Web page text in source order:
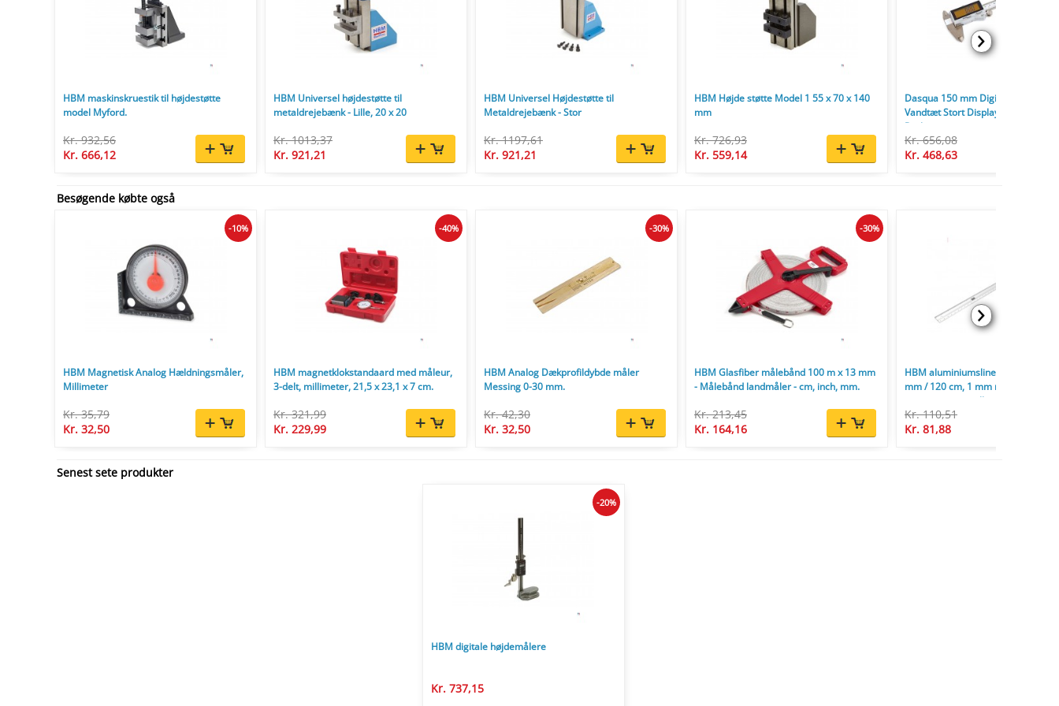
HBM maskinskruestik til højdestøtte
model Myford.
Kr. 932,56
Kr. 666,12
HBM Universel højdestøtte til
metaldrejebænk - Lille, 20 x 20
Kr. 1013,37
Kr. 921,21
HBM Universel Højdestøtte til
Metaldrejebænk - Stor
Kr. 1197,61
Kr. 921,21
HBM Højde støtte Model 1 55 x 70 x 140
mm
Kr. 726,93
Kr. 559,14
Dasqua 150 mm Digital skydelære
Vandtæt Stort Display Millimeter
Brøker
Kr. 656,08
Kr. 468,63
Besøgende købte også
HBM Magnetisk Analog Hældningsmåler,
Millimeter
Kr. 35,79
Kr. 32,50
-10%
HBM magnetklokstandaard med måleur,
3-delt, millimeter, 21,5 x 23,1 x 7 cm.
Kr. 321,99
Kr. 229,99
-40%
HBM Analog Dækprofildybde måler
Messing 0-30 mm.
Kr. 42,30
Kr. 32,50
-30%
HBM Glasfiber målebånd 100 m x 13 mm
- Målebånd landmåler - cm, inch, mm.
Kr. 213,45
Kr. 164,16
-30%
HBM aluminiumslineal med
mm / 120 cm, 1 mm nøjagtig, inch,
centimeter og millimeter
Kr. 110,51
Kr. 81,88
Senest sete produkter
HBM digitale højdemålere
Kr. 737,15
-20%